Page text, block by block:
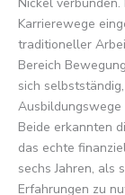
Karrierewege
traditioneller
Bereich
sich
Beide erkannten
das echte
sechs Jahren, als
Erfahrungen zu